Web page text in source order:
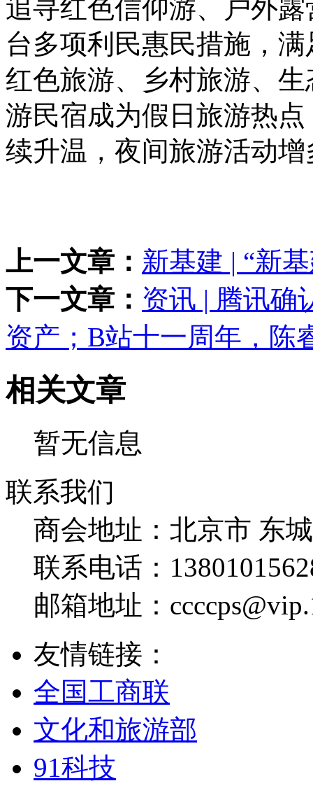
追寻红色信仰游、户外
台多项利民惠民措施，
红色旅游、乡村旅游、
游民宿成为假日旅游热
续升温，夜间旅游活动
上一文章： 新基建 | “新
下一文章： 资讯 | 腾讯确
资产；B站十一周年，陈
相关文章
暂无信息
联系我们
商会地址： 北京市 东
联系电话：
邮箱地址：
友情链接：
全国工商联
文化和旅游部
91科技